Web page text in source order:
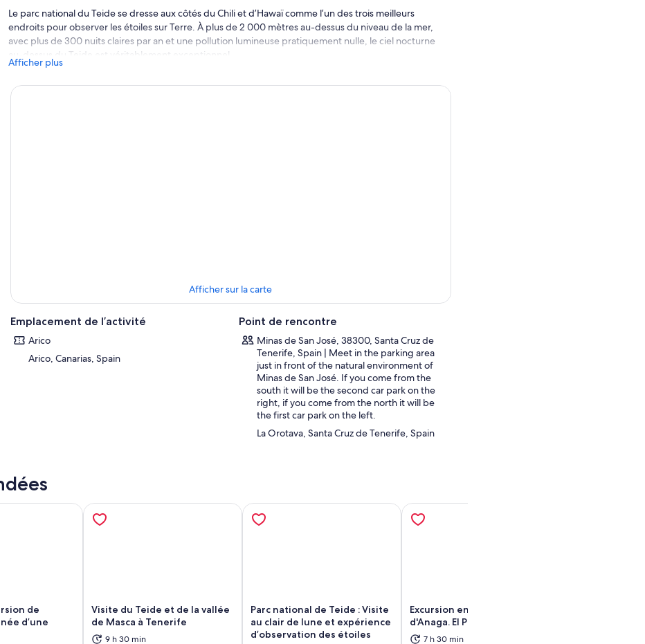
Le parc national du Teide se dresse aux côtés du Chili et d’Hawaï comme l’un des trois meilleurs
endroits pour observer les étoiles sur Terre. À plus de 2 000 mètres au-dessus du niveau de la mer,
avec plus de 300 nuits claires par an et une pollution lumineuse pratiquement nulle, le ciel nocturne
au-dessus du Teide est véritablement exceptionnel.
Chez Discover Experience, l’observation des étoiles est personnelle. Les groupes restent petits pour
que chaque invité puisse regarder à travers le télescope, poser des questions et recevoir une attention
individuelle de nos guides certifiés Starlight.
Afficher plus
Afficher sur la carte
Emplacement de l’activité
Arico
Arico, Canarias, Spain
Point de rencontre
Minas de San José, 38300, Santa Cruz de
Tenerife, Spain | Meet in the parking area
just in front of the natural environment of
Minas de San José. If you come from the
south it will be the second car park on the
right, if you come from the north it will be
the first car park on the left.
La Orotava, Santa Cruz de Tenerife, Spain
de
d’une
Visite du Teide et de la vallée
de Masca à Tenerife
9 h 30 min
Parc national de Teide : Visite
au clair de lune et expérience
d’observation des étoiles
Excursion en forêt enchantée
d'Anaga. El Pijaral.
7 h 30 min